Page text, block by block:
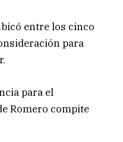
entre los cinco
para
para el
Romero compite